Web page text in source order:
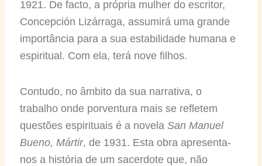
1921. De facto, a própria mulher do escritor,
Concepción Lizárraga, assumirá uma grande
importância para a sua estabilidade humana e
espiritual. Com ela, terá nove filhos.
Contudo, no âmbito da sua narrativa, o
trabalho onde porventura mais se refletem
questões espirituais é a novela San Manuel
Bueno, Mártir, de 1931. Esta obra apresenta-
nos a história de um sacerdote que, não